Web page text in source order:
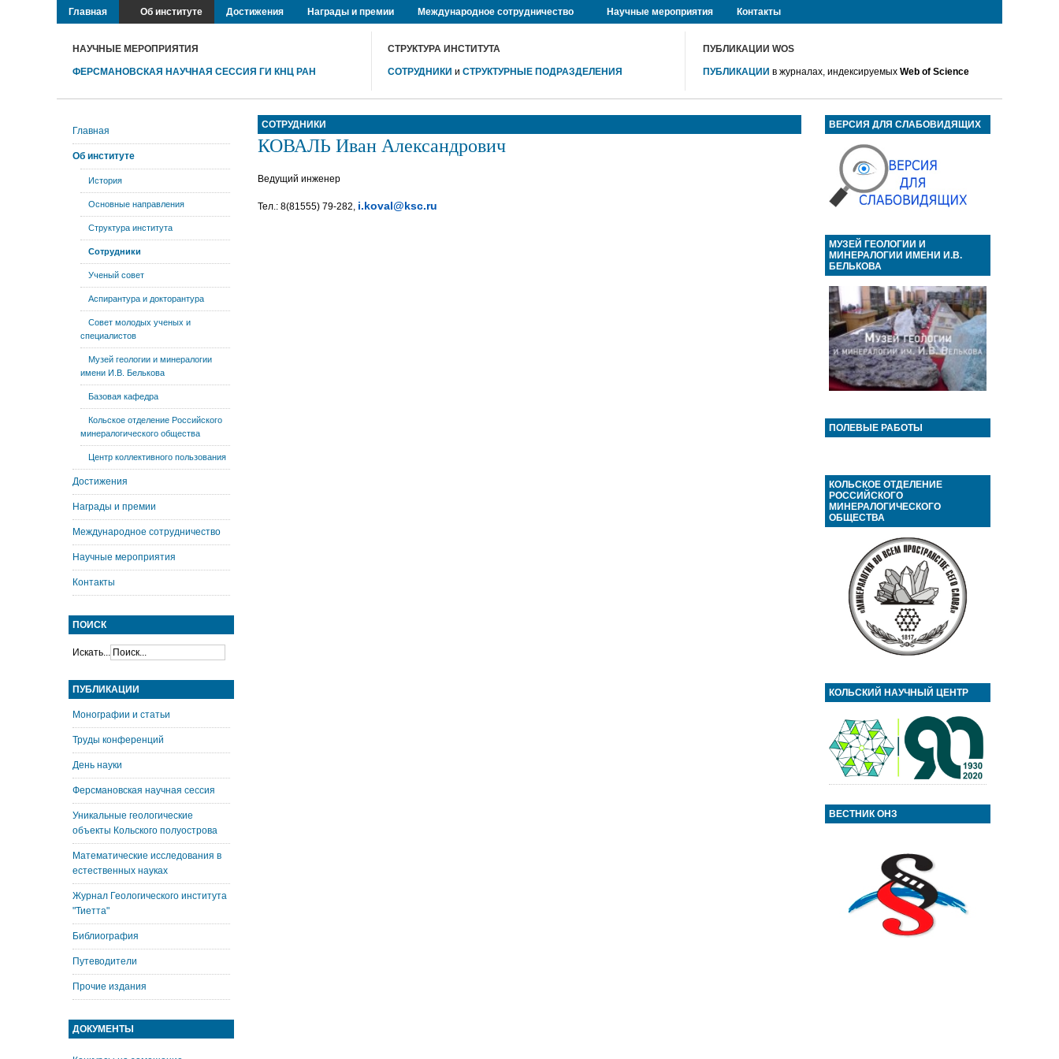
Главная Об институте Достижения Награды и премии Международное сотрудничество Научные мероприятия Контакты
НАУЧНЫЕ МЕРОПРИЯТИЯ
ФЕРСМАНОВСКАЯ НАУЧНАЯ СЕССИЯ ГИ КНЦ РАН
СТРУКТУРА ИНСТИТУТА
СОТРУДНИКИ и СТРУКТУРНЫЕ ПОДРАЗДЕЛЕНИЯ
ПУБЛИКАЦИИ WOS
ПУБЛИКАЦИИ в журналах, индексируемыхWeb of Science
СОТРУДНИКИ
КОВАЛЬ Иван Александрович
Ведущий инженер
Тел.: 8(81555) 79-282, i.koval@ksc.ru
Главная
Об институте
История
Основные направления
Структура института
Сотрудники
Ученый совет
Аспирантура и докторантура
Совет молодых ученых и
специалистов
Музей геологии и минералогии
имени И.В. Белькова
Базовая кафедра
Кольское отделение Российского
минералогического общества
Центр коллективного пользования
Достижения
Награды и премии
Международное сотрудничество
Научные мероприятия
Контакты
ПОИСК
Искать...
ПУБЛИКАЦИИ
Монографии и статьи
Труды конференций
День науки
Ферсмановская научная сессия
Уникальные геологические
объекты Кольского полуострова
Математические исследования в
естественных науках
Журнал Геологического института
"Тиетта"
Библиография
Путеводители
Прочие издания
ДОКУМЕНТЫ
ВЕРСИЯ ДЛЯ СЛАБОВИДЯЩИХ
МУЗЕЙ ГЕОЛОГИИ И
МИНЕРАЛОГИИ ИМЕНИ И.В.
БЕЛЬКОВА
ПОЛЕВЫЕ РАБОТЫ
КОЛЬСКОЕ ОТДЕЛЕНИЕ
РОССИЙСКОГО
МИНЕРАЛОГИЧЕСКОГО
ОБЩЕСТВА
КОЛЬСКИЙ НАУЧНЫЙ ЦЕНТР
ВЕСТНИК ОНЗ